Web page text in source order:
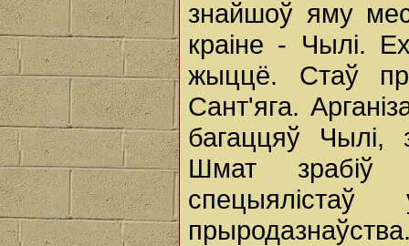
знайшоў яму
краіне - Чылі.
жыццё. Стаў
Сант'яга.
багаццяў Чылі,
Шмат зрабіў